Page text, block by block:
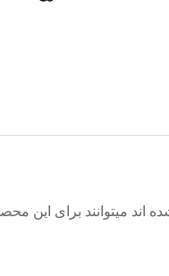
میتوانند برای این